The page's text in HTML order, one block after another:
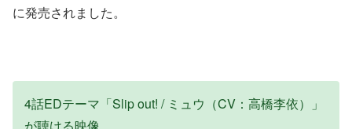
に発売されました。
4話EDテーマ「Slip out! / ミュウ（CV：高橋李依）」
が聴ける映像